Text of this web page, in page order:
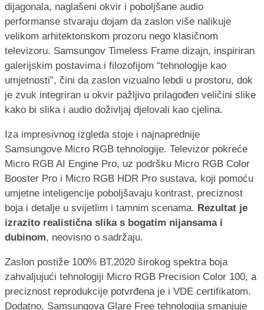
dijagonala, naglašeni okvir i poboljšane audio
performanse stvaraju dojam da zaslon više nalikuje
velikom arhitektonskom prozoru nego klasičnom
televizoru. Samsungov Timeless Frame dizajn, inspiriran
galerijskim postavima i filozofijom “tehnologije kao
umjetnosti”, čini da zaslon vizualno lebdi u prostoru, dok
je zvuk integriran u okvir pažljivo prilagođen veličini slike
kako bi slika i audio doživljaj djelovali kao cjelina.
Iza impresivnog izgleda stoje i najnaprednije
Samsungove Micro RGB tehnologije. Televizor pokreće
Micro RGB AI Engine Pro, uz podršku Micro RGB Color
Booster Pro i Micro RGB HDR Pro sustava, koji pomoću
umjetne inteligencije poboljšavaju kontrast, preciznost
boja i detalje u svijetlim i tamnim scenama. Rezultat je
izrazito realistična slika s bogatim nijansama i
dubinom, neovisno o sadržaju.
Zaslon postiže 100% BT.2020 širokog spektra boja
zahvaljujući tehnologiji Micro RGB Precision Color 100, a
preciznost reprodukcije potvrđena je i VDE certifikatom.
Dodatno, Samsungova Glare Free tehnologija smanjuje